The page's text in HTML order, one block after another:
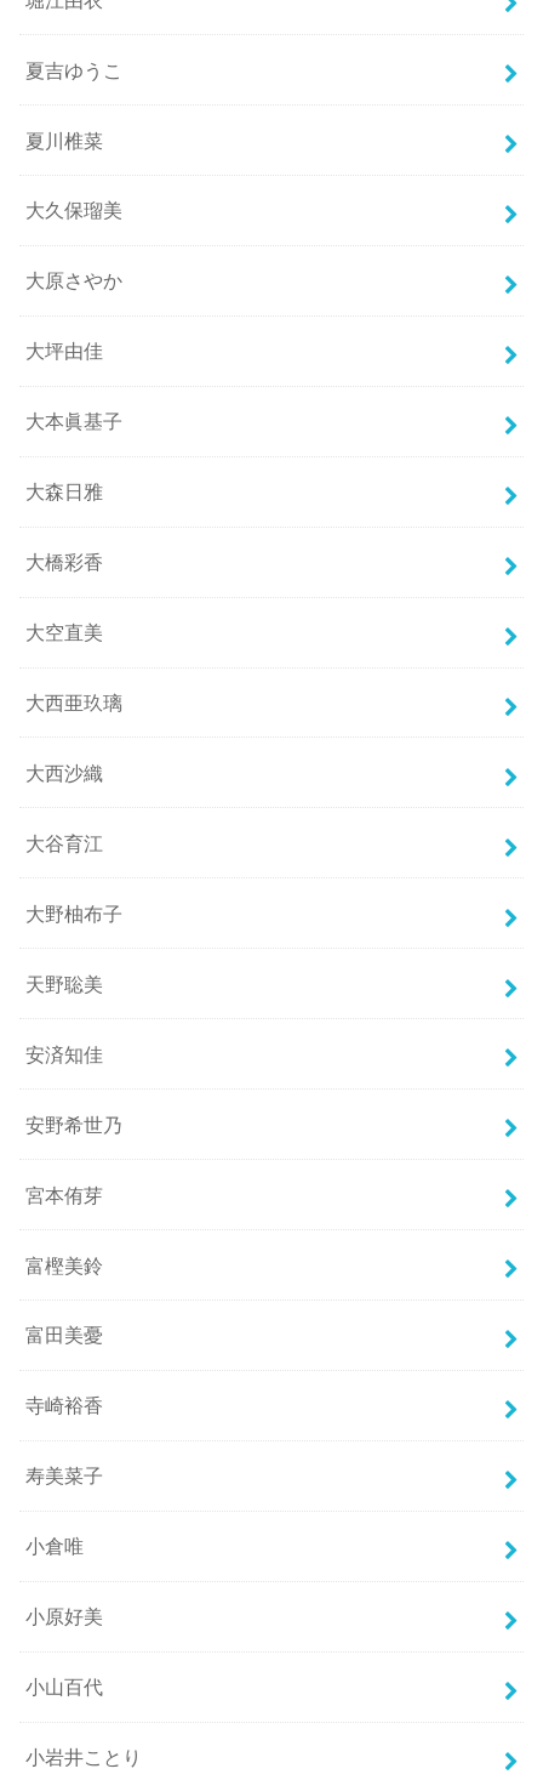
夏吉ゆうこ
夏川椎菜
大久保瑠美
大原さやか
大坪由佳
大本眞基子
大森日雅
大橋彩香
大空直美
大西亜玖璃
大西沙織
大谷育江
大野柚布子
天野聡美
安済知佳
安野希世乃
宮本侑芽
富樫美鈴
富田美憂
寺崎裕香
寿美菜子
小倉唯
小原好美
小山百代
小岩井ことり